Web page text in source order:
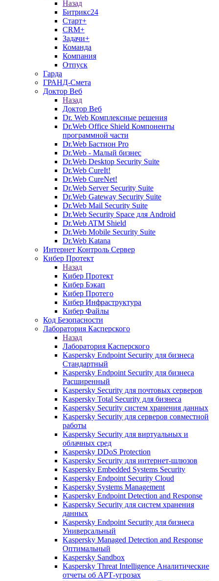
Назад
Битрикс24
Старт+
CRM+
Задачи+
Команда
Компания
Отпуск
Гарда
ГРАНД-Смета
Доктор Веб
Назад
Доктор Веб
Dr. Web Комплексные решения
Dr.Web Office Shield Компоненты
программной части
Dr.Web Бастион Pro
Dr.Web - Малый бизнес
Dr.Web Desktop Security Suite
Dr.Web CureIt!
Dr.Web CureNet!
Dr.Web Server Security Suite
Dr.Web Gateway Security Suite
Dr.Web Mail Security Suite
Dr.Web Security Space для Android
Dr.Web ATM Shield
Dr.Web Mobile Security Suite
Dr.Web Katana
Интернет Контроль Сервер
Кибер Протект
Назад
Кибер Протект
Кибер Бэкап
Кибер Протего
Кибер Инфраструктура
Кибер Файлы
Код Безопасности
Лаборатория Касперского
Назад
Лаборатория Касперского
Kaspersky Endpoint Security для бизнеса
Стандартный
Kaspersky Endpoint Security для бизнеса
Расширенный
Kaspersky Security для почтовых серверов
Kaspersky Total Security для бизнеса
Kaspersky Security систем хранения данных
Kaspersky Security для серверов совместной
работы
Kaspersky Security для виртуальных и
облачных сред
Kaspersky DDoS Protection
Kaspersky Security для интернет-шлюзов
Kaspersky Embedded Systems Security
Kaspersky Endpoint Security Cloud
Kaspersky Systems Management
Kaspersky Endpoint Detection and Response
Kaspersky Security для систем хранения
данных
Kaspersky Endpoint Security для бизнеса
Универсальный
Kaspersky Managed Detection and Response
Оптимальный
Kaspersky Sandbox
Kaspersky Threat Intelligence Аналитические
отчеты об АРТ-угрозах